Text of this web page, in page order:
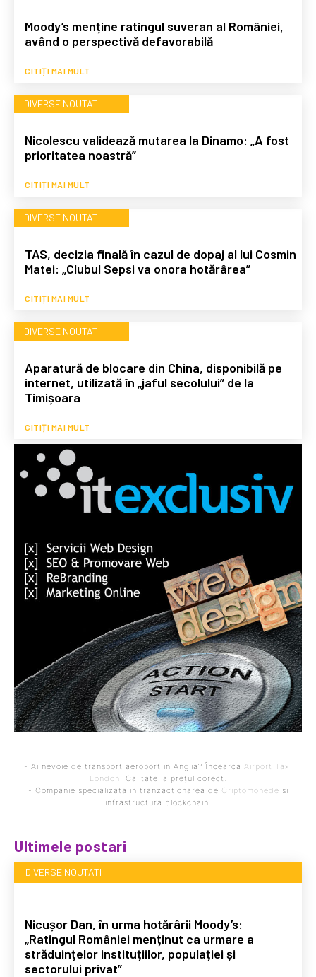
Moody’s menține ratingul suveran al României,
având o perspectivă defavorabilă
CITIȚI MAI MULT
DIVERSE NOUTATI
Nicolescu validează mutarea la Dinamo: „A fost
prioritatea noastră”
CITIȚI MAI MULT
DIVERSE NOUTATI
TAS, decizia finală în cazul de dopaj al lui Cosmin
Matei: „Clubul Sepsi va onora hotărârea”
CITIȚI MAI MULT
DIVERSE NOUTATI
Aparatură de blocare din China, disponibilă pe
internet, utilizată în „jaful secolului” de la
Timișoara
CITIȚI MAI MULT
- Ai nevoie de transport aeroport in Anglia? Încearcă Airport Taxi
London
. Calitate la prețul corect.
- Companie specializata in tranzactionarea de Criptomonede si
infrastructura blockchain.
Ultimele postari
DIVERSE NOUTATI
Nicușor Dan, în urma hotărârii Moody’s:
„Ratingul României menținut ca urmare a
străduințelor instituțiilor, populației și
sectorului privat”